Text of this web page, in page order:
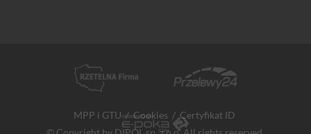
MPP i GTU / Cookies / Certyfikat ID